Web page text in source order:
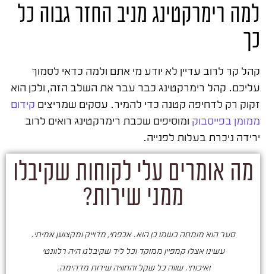
למה רימרקטינג מניב החזר גבוה כל
כך
קהל קר לרוב עדיין לא יודע מי אתם ולמה כדאי לסמוך
עליכם. קהל רימרקטינג כבר עבר את השלב הזה, ולכן הוא
זקוק רק לדחיפה קטנה כדי להמיר. עסקים שמריצים קידום
ממומן בפייסבוק ומוסיפים שכבת רימרקטינג רואים לרוב
ירידה ניכרת בעלות לפנייה.
מה אומרים עלי לקוחות שקיבלו
ממני שירות?
סער הוא מומחה כשמו כן הוא. אכפתי, מדוייק ומקצוען אמיתי.
עשינו אצלו קמפיין ממוקד וכל ליד שקיבלנו היה רלוונטי
ואיכותי. שווה כל שקל והחוויה שירות מדהימה.